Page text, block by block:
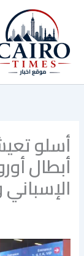
المحتوى
أسلو
أبطال